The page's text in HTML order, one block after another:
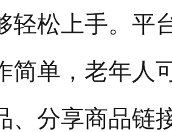
轻松上手。平
简单，老年人
、分享商品链